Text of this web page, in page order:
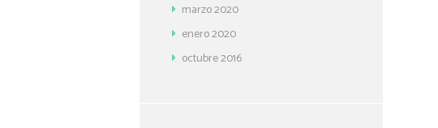
marzo2020
enero2020
octubre2016